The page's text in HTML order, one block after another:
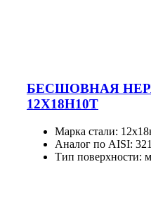
БЕСШОВНАЯ
12Х18Н10Т
Марка стали:
Аналог по AISI:
Тип поверхности: